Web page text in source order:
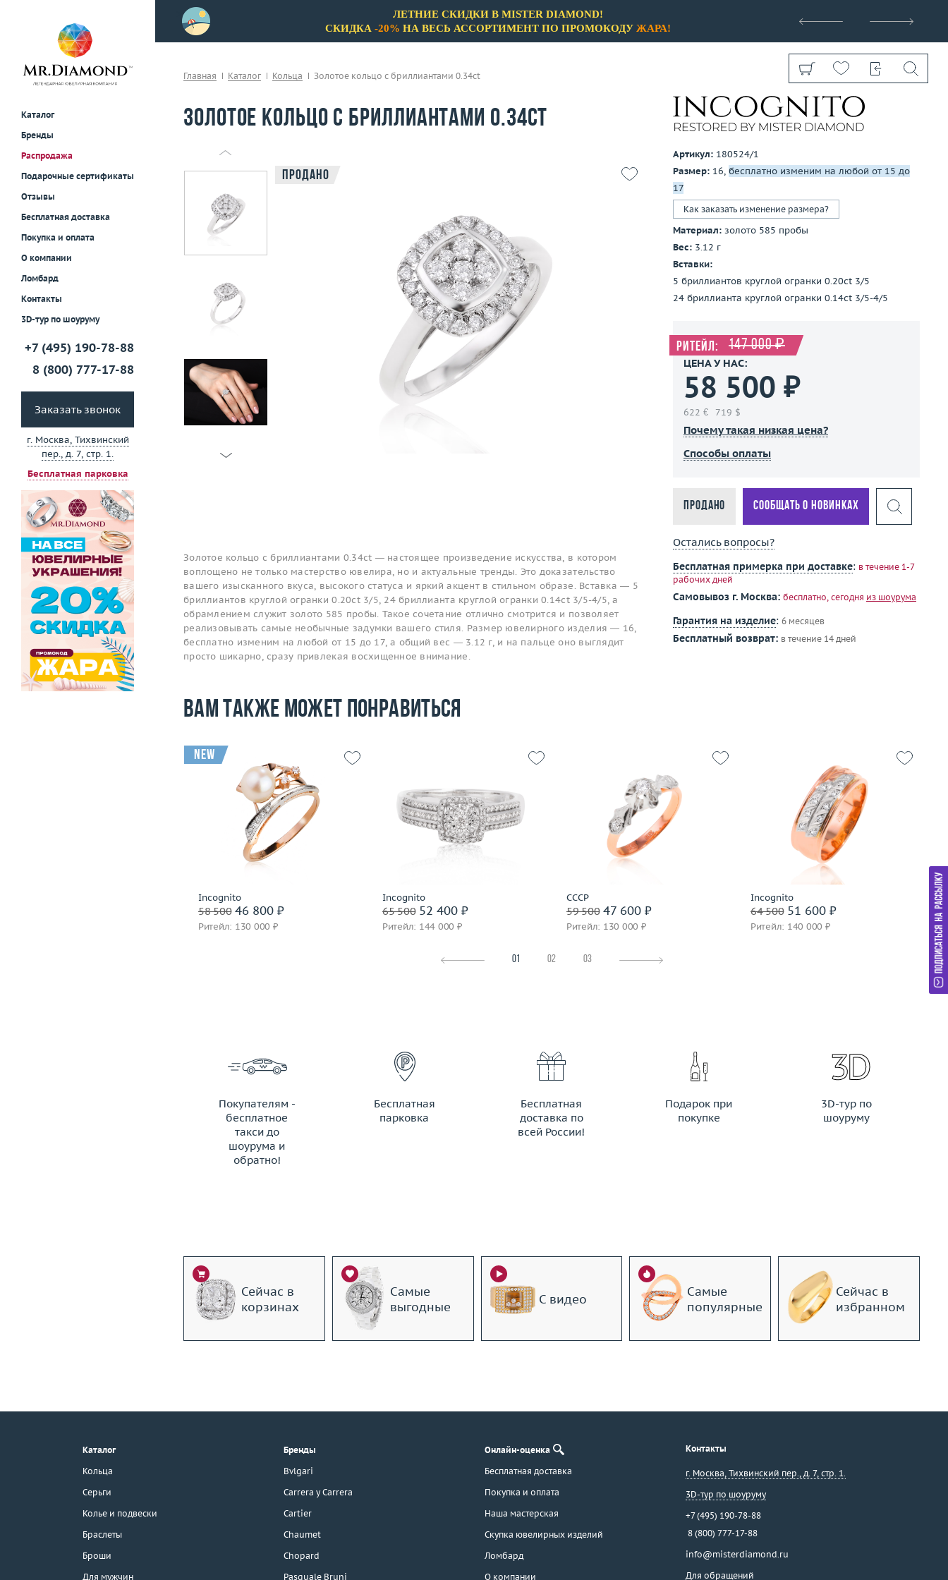
Каталог
Бренды
Распродажа
Подарочные сертификаты
Отзывы
Бесплатная доставка
Покупка и оплата
О компании
Ломбард
Контакты
3D-тур по шоуруму
+7 (495) 190-78-88
8 (800) 777-17-88
Заказать звонок
г. Москва, Тихвинский
пер., д. 7, стр. 1.
Бесплатная парковка
г. Москва, Тихвинский пер., д. 7,
3D-тур по шоуруму
примерки!
ЛЕТНИЕ СКИДКИ В MISTER DIAMOND!
СКИДКА -20% НА ВЕСЬ АССОРТИМЕНТ ПО ПРОМОКОДУ ЖАРА!
Показать все
Главная Каталог Кольца Золотое кольцо с бриллиантами 0.34ct
Золотое кольцо с бриллиантами 0.34ct
Продано
Золотое кольцо с бриллиантами 0.34ct — настоящее произведение искусства, в котором
воплощено не только мастерство ювелира, но и актуальные тренды. Это доказательство
вашего изысканного вкуса, высокого статуса и яркий акцент в стильном образе. Вставка — 5
бриллиантов круглой огранки 0.20ct 3/5, 24 бриллианта круглой огранки 0.14ct 3/5-4/5, а
обрамлением служит золото 585 пробы. Такое сочетание отлично смотрится и позволяет
реализовывать самые необычные задумки вашего стиля. Размер ювелирного изделия — 16,
бесплатно изменим на любой от 15 до 17, а общий вес — 3.12 г, и на пальце оно выглядит
просто шикарно, сразу привлекая восхищенное внимание.
Артикул: 180524/1
Размер: 16, бесплатно изменим на любой от 15 до
17
Как заказать изменение размера?
Материал: золото 585 пробы
Вес: 3.12 г
Вставки:
5 бриллиантов круглой огранки 0.20ct 3/5
24 бриллианта круглой огранки 0.14ct 3/5-4/5
Ритейл: 147 000 ₽
ЦЕНА У НАС:
58 500 ₽
622 € 719 $
Почему такая низкая цена?
Способы оплаты
Продано Сообщать о новинках
Остались вопросы?
Бесплатная примерка при доставке: в течение 1-7
рабочих дней
Самовывоз г. Москва: бесплатно, сегодня из шоурума
Гарантия на изделие: 6 месяцев
Бесплатный возврат: в течение 14 дней
Вам также может понравиться
Incognito
58 50046 800 ₽
Ритейл: 130 000 ₽
new
Материал
золото 585 пробы
Подробнее
Incognito
65 50052 400 ₽
Ритейл: 144 000 ₽
Размер
17.5
Вес (г)
3.12
Материал
золото 585 пробы
Подробнее
СССР
59 50047 600 ₽
Ритейл: 130 000 ₽
Материал
золото 583 пробы
Подробнее
Incognito
64 50051 600 ₽
Ритейл: 140 000 ₽
Материал
золото 585 пробы
Подробнее
01 02 03
Покупателям -
бесплатное
такси до
шоурума и
обратно!
ЗАКАЗАТЬ ТАКСИ
Бесплатная
парковка
Бесплатная
доставка по
всей России!
Подарок при
покупке
3D-тур по
шоуруму
Сейчас в
корзинах
Самые
выгодные
С видео
Самые
популярные
Сейчас в
избранном
Каталог
Кольца
Серьги
Колье и подвески
Браслеты
Броши
Для мужчин
Бренды
Bvlgari
Carrera y Carrera
Cartier
Chaumet
Chopard
Pasquale Bruni
Онлайн-оценка
Бесплатная доставка
Покупка и оплата
Наша мастерская
Скупка ювелирных изделий
Ломбард
О компании
Контакты
г. Москва, Тихвинский пер., д. 7, стр. 1.
3D-тур по шоуруму
+7 (495) 190-78-88
8 (800) 777-17-88
info@misterdiamond.ru
Для обращений